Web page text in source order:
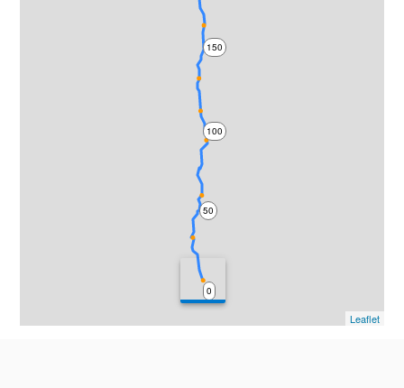
0
50
100
150
Leaflet